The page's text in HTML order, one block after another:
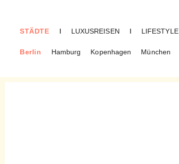
STÄDTE
Berlin Hamburg Kopenhagen München
I LUXUSREISEN I LIFESTYLE